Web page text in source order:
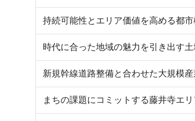
持続可能性とエリア価値を高める都市
時代に合った地域の魅力を引き出す土
新規幹線道路整備と合わせた大規模
まちの課題にコミットする藤井寺エリ